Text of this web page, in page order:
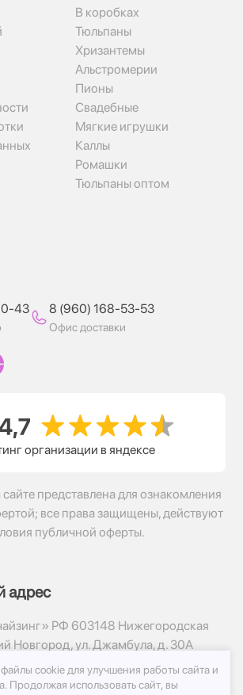
В коробках
Тюльпаны
Хризантемы
Альстромерии
Пионы
Свадебные
Мягкие игрушки
Каллы
Ромашки
Тюльпаны оптом
43 8 (960) 168-53-53
Офис доставки
организации в яндексе
представлена для ознакомления
все права защищены, действуют
публичной оферты.
адрес
РФ 603148 Нижегородская
Новгород, ул. Джамбула, д. 30А
Цветов 24.ру
cookie для улучшения работы сайта и
Продолжая использовать сайт, вы